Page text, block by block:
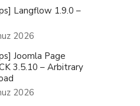
Langflow 1.9.0 –
2026
Joomla Page
3.5.10 – Arbitrary
2026